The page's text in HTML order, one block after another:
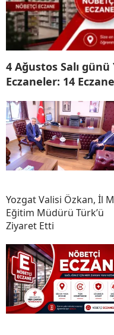
4 Ağustos Salı
Eczaneler: 14 Eczane
Yozgat Valisi Özkan, İl
Eğitim Müdürü Türk’ü
Ziyaret Etti